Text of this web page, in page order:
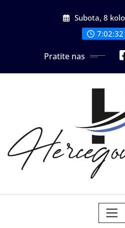
Subota, 8
7:02:34
Pratite nas